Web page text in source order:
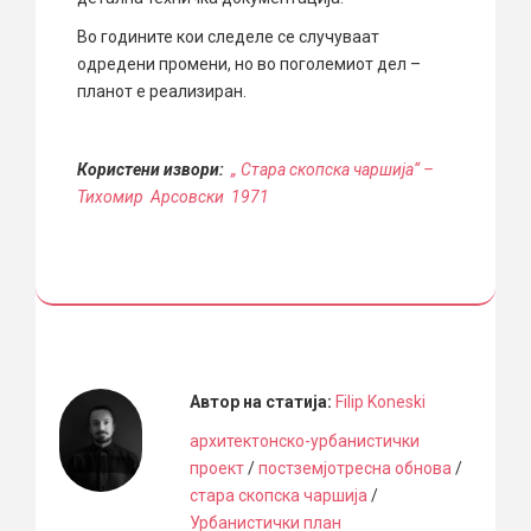
Во годините кои следеле се случуваат
одредени промени, но во поголемиот дел –
планот е реализиран.
Користени извори: „ Стара скопска чаршија“ –
Тихомир Арсовски 1971
Автор на статија: Filip Koneski
архитектонско-урбанистички
проект/постземјотресна обнова/
стара скопска чаршија/
Урбанистички план